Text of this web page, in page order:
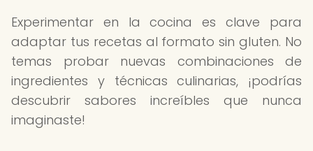
Experimentar en la cocina es clave para
adaptar tus recetas al formato sin gluten. No
temas probar nuevas combinaciones de
ingredientes y técnicas culinarias, ¡podrías
descubrir sabores increíbles que nunca
imaginaste!